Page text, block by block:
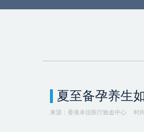
夏至备孕养生
来源：香港卓信医疗验血中心 时